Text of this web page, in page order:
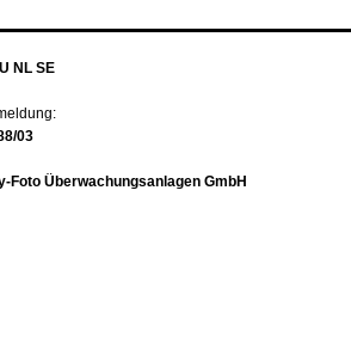
NL SE
03
Foto Überwachungsanlagen GmbH